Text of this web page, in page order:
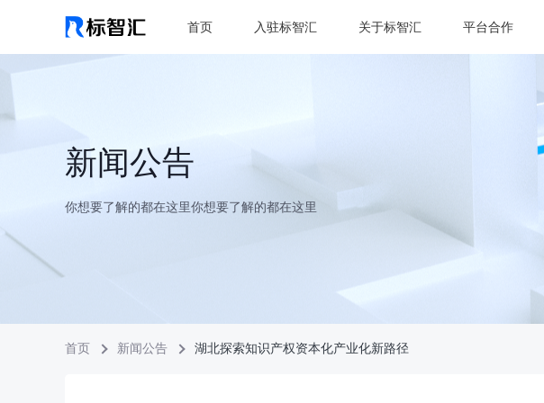
首页 入驻标智汇 关于标智汇 平台合作
新闻公告
你想要了解的都在这里你想要了解的都在这里
首页 新闻公告 湖北探索知识产权资本化产业化新路径